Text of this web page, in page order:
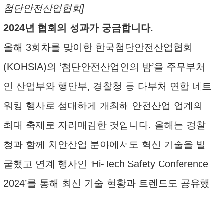
첨단안전산업협회]
2024년 협회의 성과가 궁금합니다.
올해 3회차를 맞이한 한국첨단안전산업협회
(KOHSIA)의 ‘첨단안전산업인의 밤’을 주무부처
인 산업부와 행안부, 경찰청 등 다부처 연합 네트
워킹 행사로 성대하게 개최해 안전산업 업계의
최대 축제로 자리매김한 것입니다. 올해는 경찰
청과 함께 치안산업 분야에서도 혁신 기술을 발
굴했고 연계 행사인 ‘Hi-Tech Safety Conference
2024’를 통해 최신 기술 현황과 트렌드도 공유했